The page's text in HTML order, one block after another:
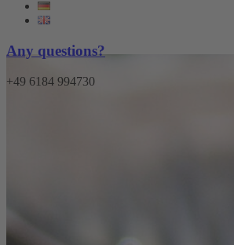
Any questions?
+49 6184 994730